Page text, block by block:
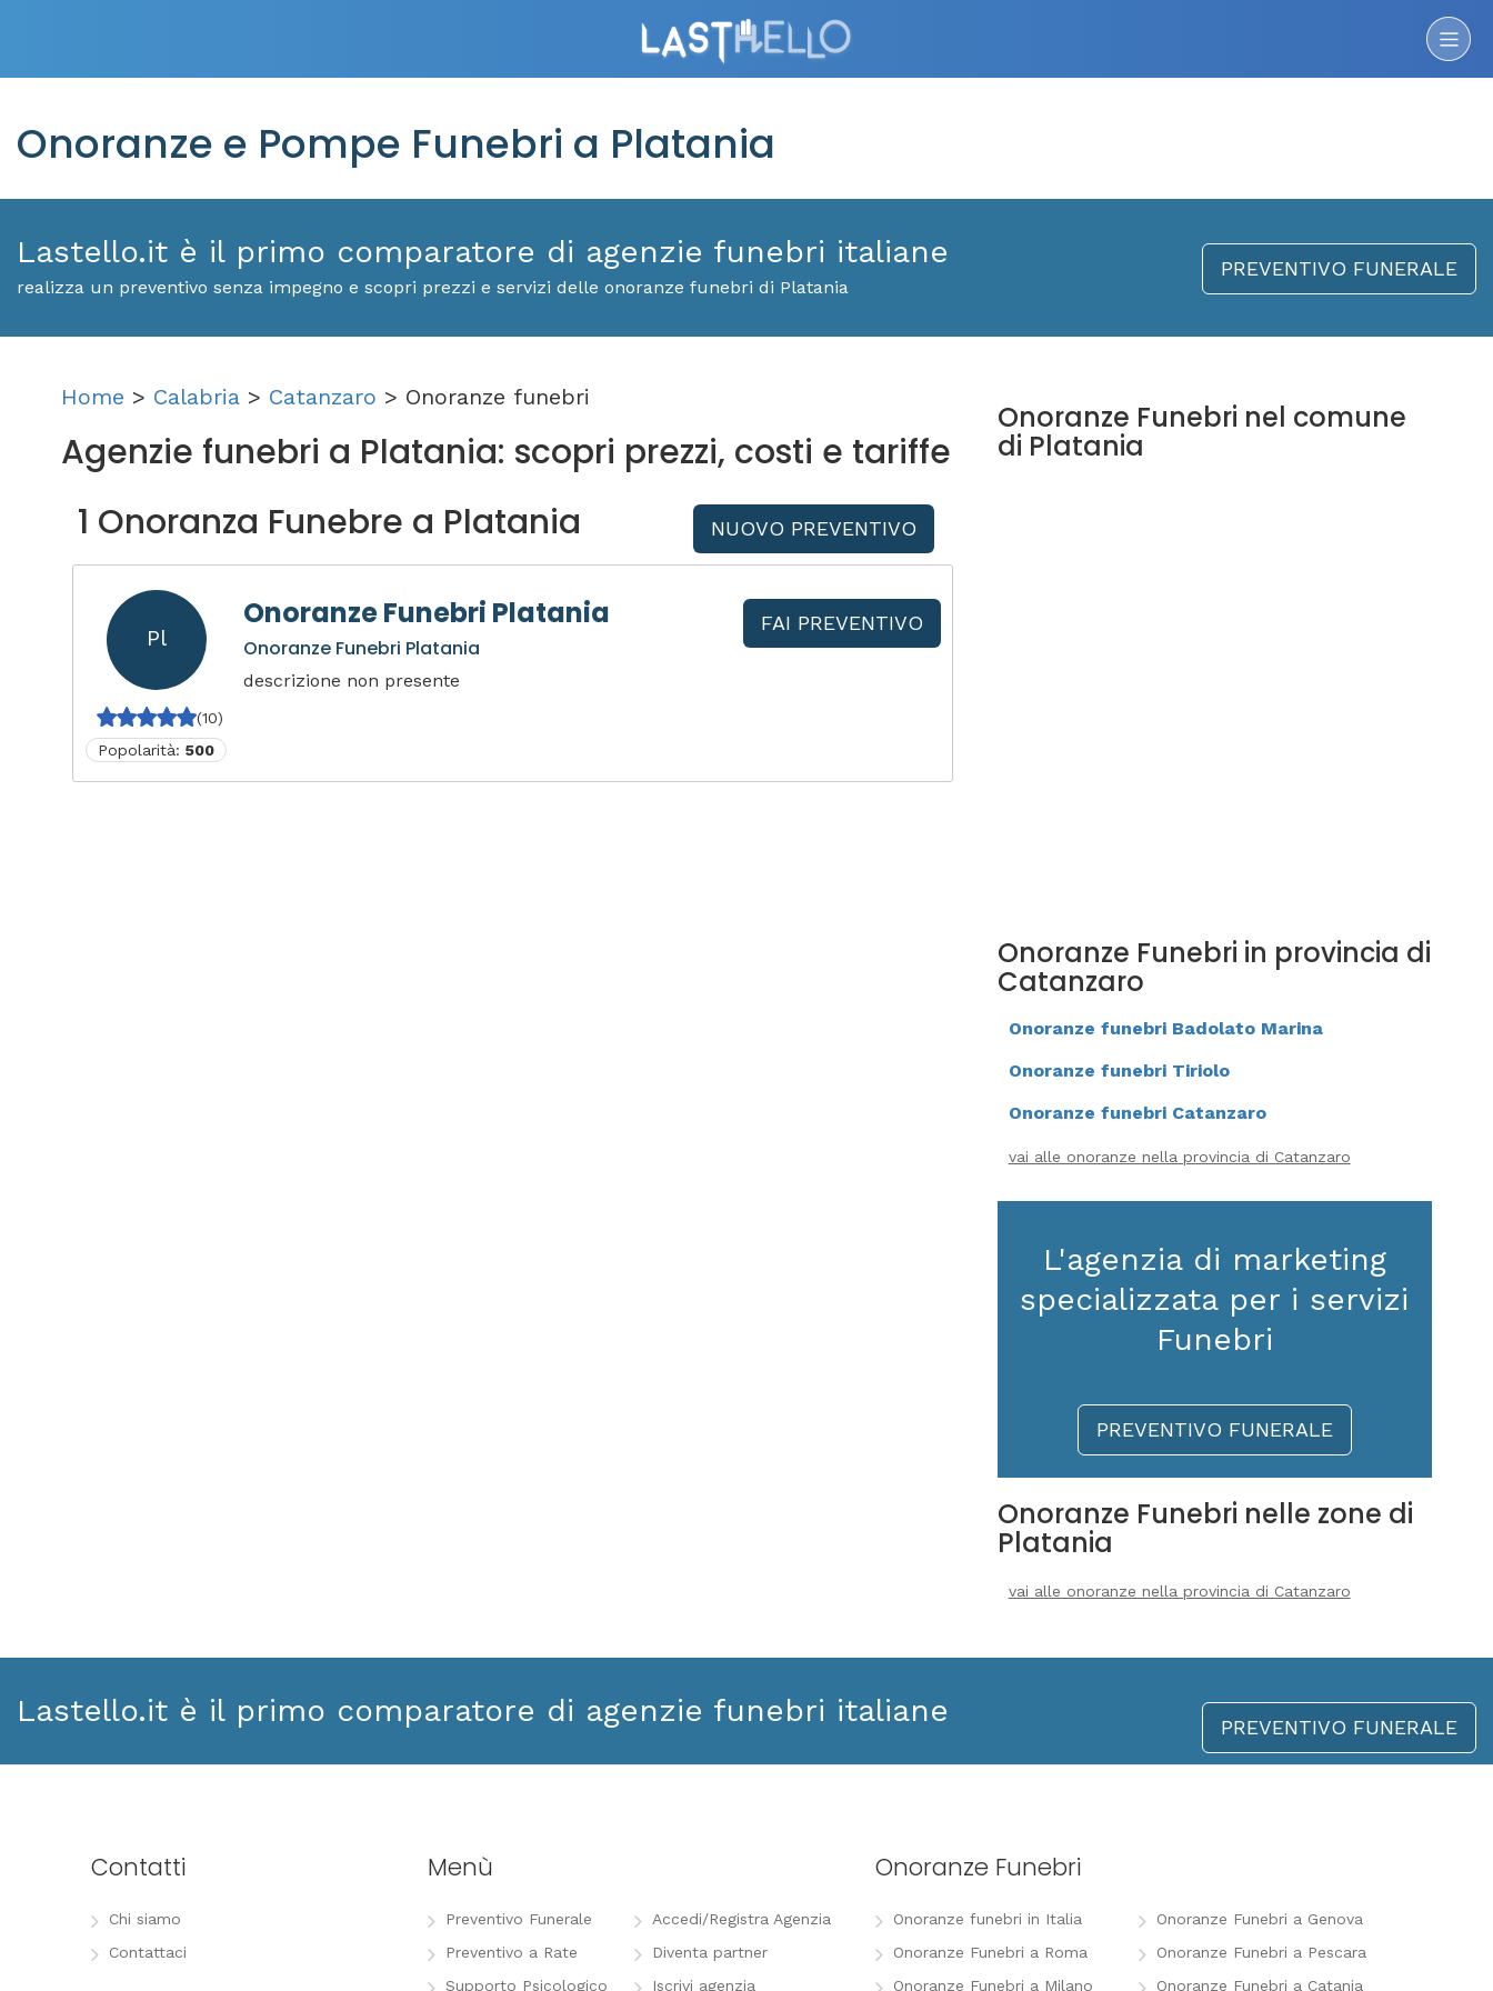
Onoranze e Pompe Funebri a Platania
Lastello.it è il primo comparatore di agenzie funebri italiane
realizza un preventivo senza impegno e scopri prezzi e servizi delle onoranze funebri di Platania
PREVENTIVO FUNERALE
Home > Calabria > Catanzaro > Onoranze funebri
Agenzie funebri a Platania: scopri prezzi, costi e tariffe
1 Onoranza Funebre a Platania
NUOVO PREVENTIVO
Pl
(10)
Popolarità: 500
Onoranze Funebri Platania
Onoranze Funebri Platania
descrizione non presente
FAI PREVENTIVO
Onoranze Funebri nel comune
di Platania
Onoranze Funebri in provincia di
Catanzaro
Onoranze funebri Badolato Marina
Onoranze funebri Tiriolo
Onoranze funebri Catanzaro
vai alle onoranze nella provincia di Catanzaro
L'agenzia di marketing
specializzata per i servizi
Funebri
PREVENTIVO FUNERALE
Onoranze Funebri nelle zone di
Platania
vai alle onoranze nella provincia di Catanzaro
Lastello.it è il primo comparatore di agenzie funebri italiane PREVENTIVO FUNERALE
Contatti
Chi siamo
Contattaci
Menù
Preventivo Funerale
Preventivo a Rate
Supporto Psicologico
Accedi/Registra Agenzia
Diventa partner
Iscrivi agenzia
Onoranze Funebri
Onoranze funebri in Italia
Onoranze Funebri a Roma
Onoranze Funebri a Milano
Onoranze Funebri a Genova
Onoranze Funebri a Pescara
Onoranze Funebri a Catania